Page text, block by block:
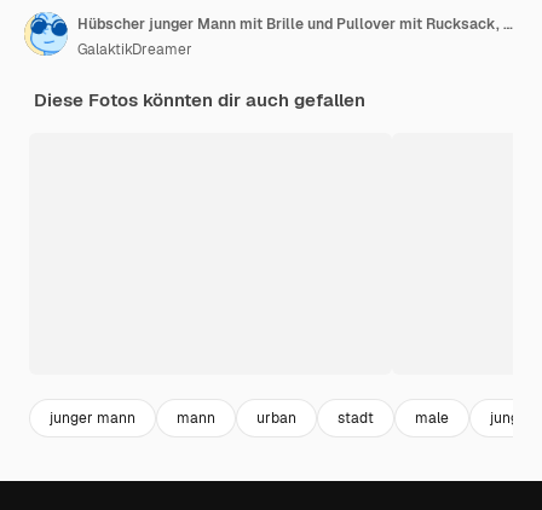
Hübscher junger Mann mit Brille und Pullover mit Rucksack, der lächelnd einen weißen Laptop hält
GalaktikDreamer
Diese Fotos könnten dir auch gefallen
junger mann mann urban stadt male jung